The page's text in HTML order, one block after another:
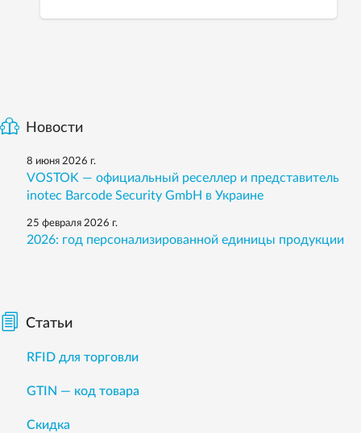
Новости
8 июня 2026 г.
VOSTOK — официальный реселлер и представитель
inotec Barcode Security GmbH в Украине
25 февраля 2026 г.
2026: год персонализированной единицы продукции
Статьи
RFID для торговли
GTIN — код товара
Скидка